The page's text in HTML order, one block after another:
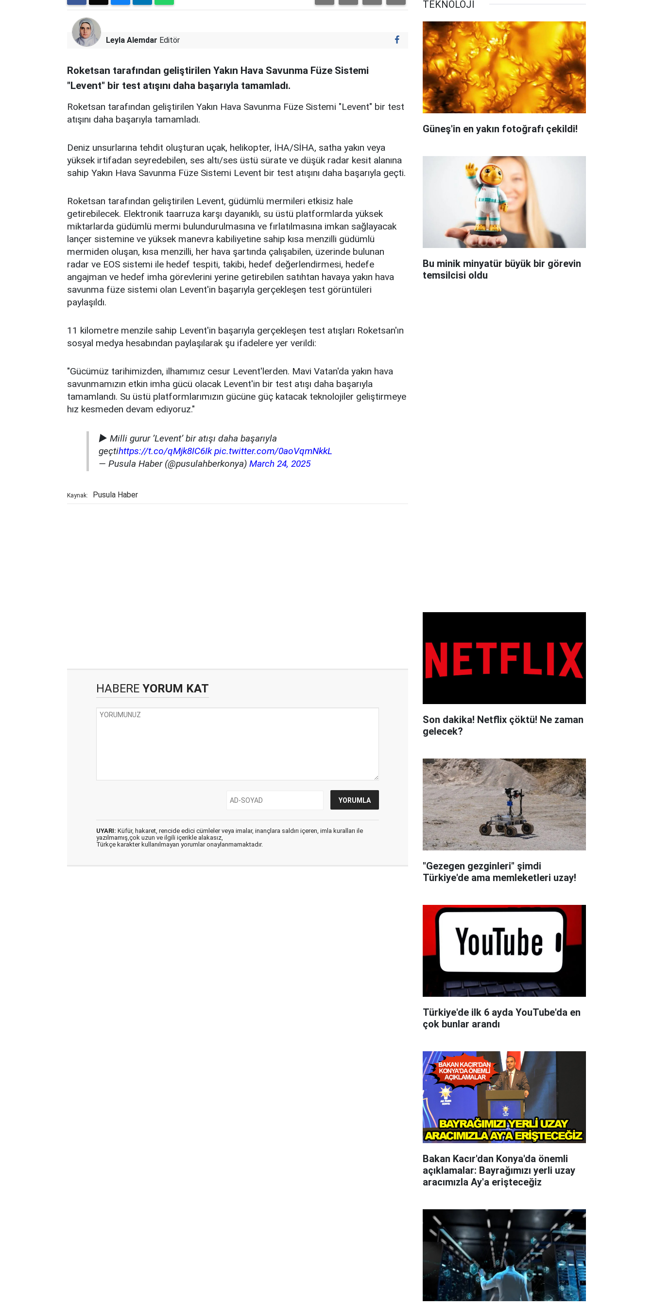
Leyla Alemdar Editör
Roketsan tarafından geliştirilen Yakın Hava Savunma Füze Sistemi
"Levent" bir test atışını daha başarıyla tamamladı.
Roketsan tarafından geliştirilen Yakın Hava Savunma Füze Sistemi "Levent" bir test
atışını daha başarıyla tamamladı.
Deniz unsurlarına tehdit oluşturan uçak, helikopter, İHA/SİHA, satha yakın veya
yüksek irtifadan seyredebilen, ses altı/ses üstü sürate ve düşük radar kesit alanına
sahip Yakın Hava Savunma Füze Sistemi Levent bir test atışını daha başarıyla geçti.
Roketsan tarafından geliştirilen Levent, güdümlü mermileri etkisiz hale
getirebilecek. Elektronik taarruza karşı dayanıklı, su üstü platformlarda yüksek
miktarlarda güdümlü mermi bulundurulmasına ve fırlatılmasına imkan sağlayacak
lançer sistemine ve yüksek manevra kabiliyetine sahip kısa menzilli güdümlü
mermiden oluşan, kısa menzilli, her hava şartında çalışabilen, üzerinde bulunan
radar ve EOS sistemi ile hedef tespiti, takibi, hedef değerlendirmesi, hedefe
angajman ve hedef imha görevlerini yerine getirebilen satıhtan havaya yakın hava
savunma füze sistemi olan Levent'in başarıyla gerçekleşen test görüntüleri
paylaşıldı.
11 kilometre menzile sahip Levent'in başarıyla gerçekleşen test atışları Roketsan'ın
sosyal medya hesabından paylaşılarak şu ifadelere yer verildi:
"Gücümüz tarihimizden, ilhamımız cesur Levent'lerden. Mavi Vatan'da yakın hava
savunmamızın etkin imha gücü olacak Levent'in bir test atışı daha başarıyla
tamamlandı. Su üstü platformlarımızın gücüne güç katacak teknolojiler geliştirmeye
hız kesmeden devam ediyoruz."
▶️ Milli gurur ’Levent’ bir atışı daha başarıyla
geçtihttps://t.co/qMjk8IC6Ik pic.twitter.com/0aoVqmNkkL
— Pusula Haber (@pusulahberkonya) March 24, 2025
Kaynak: Pusula Haber
HABERE YORUM KAT
UYARI: Küfür, hakaret, rencide edici cümleler veya imalar, inançlara saldırı içeren, imla kuralları ile
yazılmamış,çok uzun ve ilgili içerikle alakasız,
Türkçe karakter kullanılmayan yorumlar onaylanmamaktadır.
TEKNOLOJİ
Güneş'in en yakın fotoğrafı çekildi!
Bu minik minyatür büyük bir görevin
temsilcisi oldu
Son dakika! Netflix çöktü! Ne zaman
gelecek?
"Gezegen gezginleri" şimdi
Türkiye'de ama memleketleri uzay!
Türkiye'de ilk 6 ayda YouTube'da en
çok bunlar arandı
Bakan Kacır'dan Konya'da önemli
açıklamalar: Bayrağımızı yerli uzay
aracımızla Ay'a erişteceğiz